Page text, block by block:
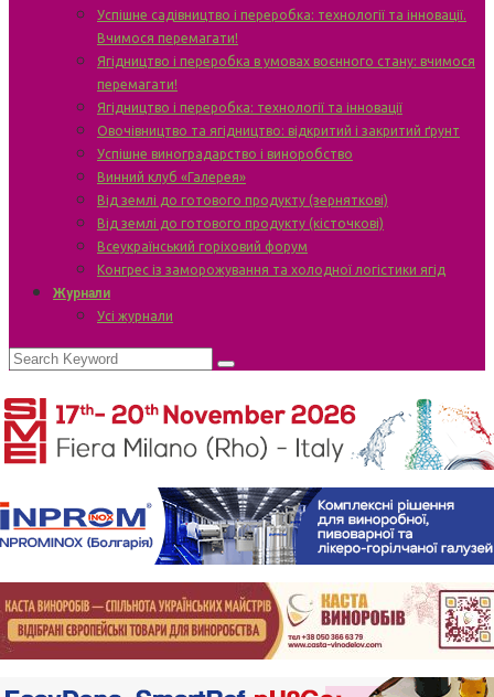
Успішне садівництво і переробка: технології та інновації.
Вчимося перемагати!
Ягідництво і переробка в умовах воєнного стану: вчимося
перемагати!
Ягідництво і переробка: технології та інновації
Овочівництво та ягідництво: відкритий і закритий ґрунт
Успішне виноградарство і виноробство
Винний клуб «Галерея»
Від землі до готового продукту (зерняткові)
Від землі до готового продукту (кісточкові)
Всеукраїнський горіховий форум
Конгрес із заморожування та холодної логістики ягід
Журнали
Усі журнали